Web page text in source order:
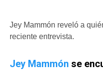
Jey Mammón reveló a
reciente entrevista.
Jey Mammón se